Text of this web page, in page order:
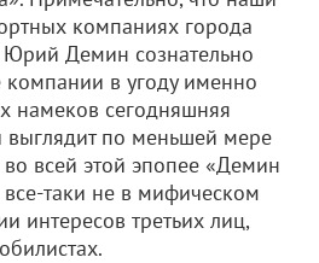
компаниях города
Юрий Демин сознательно
компании в угоду именно
намеков сегодняшняя
по меньшей мере
всей этой эпопее «Демин
таки не в мифическом
интересов третьих лиц,